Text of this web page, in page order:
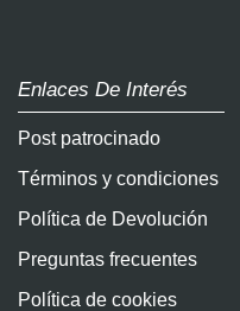
Enlaces De Interés
Post patrocinado
Términos y condiciones
Política de Devolución
Preguntas frecuentes
Política de cookies